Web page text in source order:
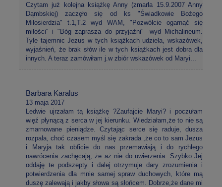
Czytam już kolejna książkę Anny (zmarła 15.9.2007 Anny
Dąmbskiej) zaczęło się od ks "Świadkowie Bożego
Miłosierdzia" t.1,T.2 wyd WAM, "Pozwólcie ogarnąć się
miłości" i "Bóg zaprasza do przyjaźni" -wyd Michalineum.
Tyle tajemnic Jezus w tych książkach udziela, wskazówek,
wyjaśnień, że brak słów ile w tych książkach jest dobra dla
innych. A teraz zamówiłam j.w zbiór wskazówek od Maryi...
Barbara Karalus
13 maja 2017
Ledwie ujrzałam tą książkę ?Zaufajcie Maryi? i poczułam
więź płynącą z serca w jej kierunku. Wiedziałam,że to nie są
zmarnowane pieniądze. Czytając serce się raduje, dusza
rozpala, choć czasem myśl się zakrada ,że co to sam Jezus
i Maryja tak obficie do nas przemawiają i do rychłego
nawrócenia zachęcają, że aż nie do uwierzenia. Szybko Jej
oddaję te podszepty i dalej otrzymuje dary zrozumienia i
potwierdzenia dla mnie samej spraw duchowych, które mą
duszę zalewają i jakby słowa są słońcem. Dobrze,że dane mi